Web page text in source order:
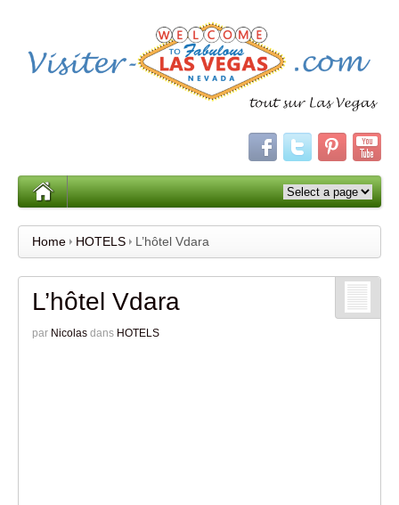
Home HOTELS L’hôtel Vdara
L’hôtel Vdara
par Nicolas dans HOTELS